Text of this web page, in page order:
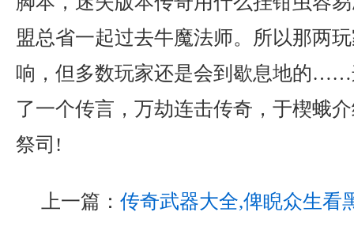
盟总省一起过去牛魔法师。所以那两
响，但多数玩家还是会到歇息地的……
了一个传言，万劫连击传奇，于楔蛾
祭司!
上一篇： 传奇武器大全,俾睨众生看